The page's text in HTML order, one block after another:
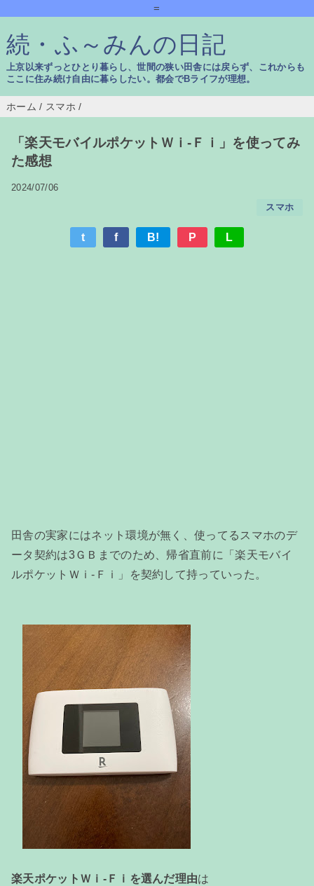
=
続・ふ～みんの日記
上京以来ずっとひとり暮らし、世間の狭い田舎には戻らず、これからも
ここに住み続け自由に暮らしたい。都会でBライフが理想。
ホーム / スマホ /
「楽天モバイルポケットＷｉ-Ｆｉ」を使ってみ
た感想
2024/07/06
スマホ
t f B! P L
田舎の実家にはネット環境が無く、使ってるスマホのデ
ータ契約は3ＧＢまでのため、帰省直前に「楽天モバイ
ルポケットＷｉ-Ｆｉ」を契約して持っていった。
楽天ポケットＷｉ-Ｆｉを選んだ理由は